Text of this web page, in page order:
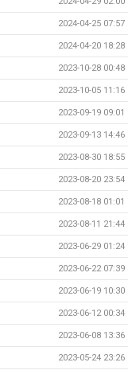
2024-04-25 07:57
2024-04-20 18:28
2023-10-28 00:48
2023-10-05 11:16
2023-09-19 09:01
2023-09-13 14:46
2023-08-30 18:55
2023-08-20 23:54
2023-08-18 01:01
2023-08-11 21:44
2023-06-29 01:24
2023-06-22 07:39
2023-06-19 10:30
2023-06-12 00:34
2023-06-08 13:36
2023-05-24 23:26